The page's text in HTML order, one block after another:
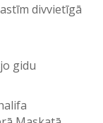
divvietīgā
gidu